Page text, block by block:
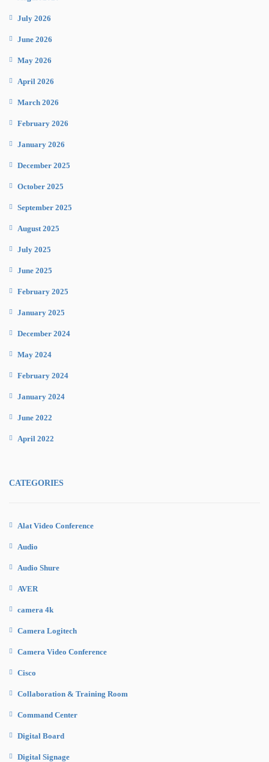
July 2026
June 2026
May 2026
April 2026
March 2026
February 2026
January 2026
December 2025
October 2025
September 2025
August 2025
July 2025
June 2025
February 2025
January 2025
December 2024
May 2024
February 2024
January 2024
June 2022
April 2022
CATEGORIES
Alat Video Conference
Audio
Audio Shure
AVER
camera 4k
Camera Logitech
Camera Video Conference
Cisco
Collaboration & Training Room
Command Center
Digital Board
Digital Signage